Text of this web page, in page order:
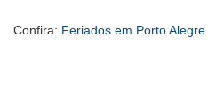
Confira: Feriados em Porto Alegre